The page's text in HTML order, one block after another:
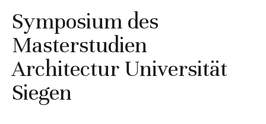
Symposium des
Masterstudien
Architectur Universität
Siegen